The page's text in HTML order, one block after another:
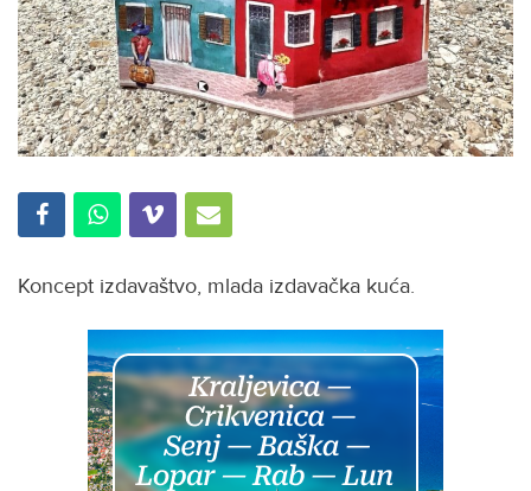
Koncept izdavaštvo, mlada izdavačka kuća.